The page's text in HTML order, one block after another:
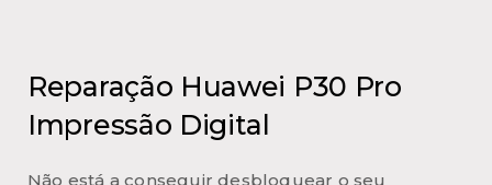
Reparação Huawei P30 Pro
Impressão Digital
Não está a conseguir desbloquear o seu